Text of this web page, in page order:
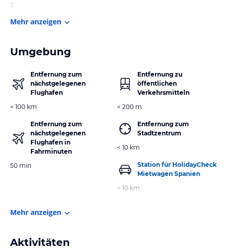
2
Mehr anzeigen
Umgebung
Entfernung zum
nächstgelegenen
Flughafen
< 100 km
Entfernung zum
nächstgelegenen
Flughafen in
Fahrminuten
50 min
Entfernung zu
öffentlichen
Verkehrsmitteln
< 200 m
Entfernung zum
Stadtzentrum
< 10 km
Station für HolidayCheck
Mietwagen Spanien
< 10 km
Mehr anzeigen
Aktivitäten